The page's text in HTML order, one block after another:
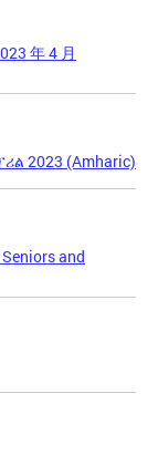
年 4 月
2023 (Amharic)
and